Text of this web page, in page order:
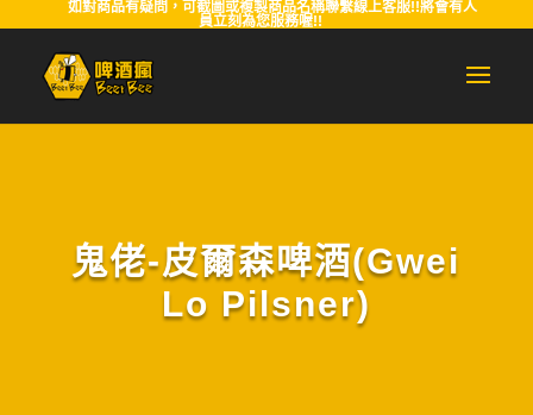
如對商品有疑問，可截圖或複製商品名稱聯繫線上客服!!將會有人
員立刻為您服務喔!!
鬼佬-皮爾森啤酒(Gwei
Lo Pilsner)